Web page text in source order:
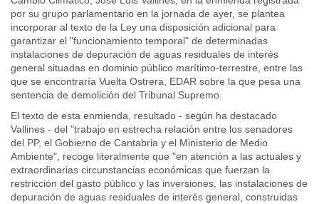
por su grupo parlamentario en la jornada de ayer, se plantea
incorporar al texto de la Ley una disposición adicional para
garantizar el "funcionamiento temporal" de determinadas
instalaciones de depuración de aguas residuales de interés
general situadas en dominio público marítimo-terrestre, entre las
que se encontraría Vuelta Ostrera, EDAR sobre la que pesa una
sentencia de demolición del Tribunal Supremo.
El texto de esta enmienda, resultado - según ha destacado
Vallines - del "trabajo en estrecha relación entre los senadores
del PP, el Gobierno de Cantabria y el Ministerio de Medio
Ambiente", recoge literalmente que "en atención a las actuales y
extraordinarias circunstancias económicas que fuerzan la
restricción del gasto público y las inversiones, las instalaciones de
depuración de aguas residuales de interés general, construidas